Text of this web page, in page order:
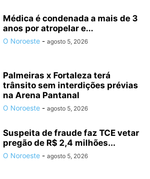
Médica é condenada a mais de 3
anos por atropelar e...
O Noroeste - agosto 5, 2026
Palmeiras x Fortaleza terá
trânsito sem interdições prévias
na Arena Pantanal
O Noroeste - agosto 5, 2026
Suspeita de fraude faz TCE vetar
pregão de R$ 2,4 milhões...
O Noroeste - agosto 5, 2026